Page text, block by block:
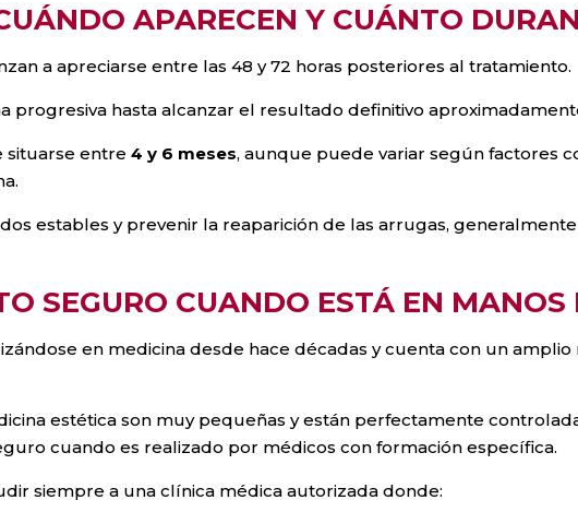
APARECEN Y CUÁNTO
a apreciarse entre las 48 y 72 horas posteriores al tratamiento.
progresiva hasta alcanzar el resultado definitivo
situarse entre4 y 6 meses, aunque puede variar según factores
estables y prevenir la reaparición de las arrugas,
SEGURO CUANDO ESTÁ EN MANOS
en medicina desde hace décadas y cuenta con un
estética son muy pequeñas y están perfectamente
cuando es realizado por médicos con formación específica.
siempre a una clínica médica autorizada donde: